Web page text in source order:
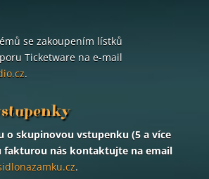
se zakoupením lístků
Ticketware na e-mail
.
o skupinovou vstupenku (5 a více
fakturou nás kontaktujte na email
.